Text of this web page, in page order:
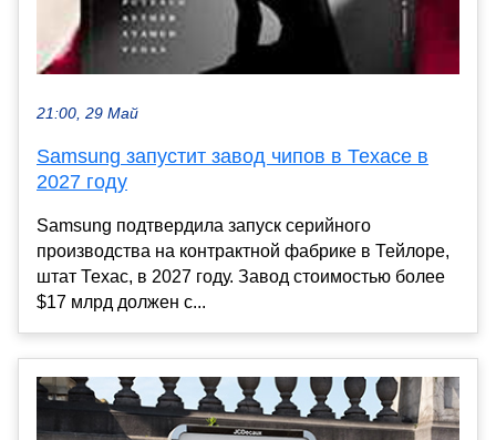
21:00, 29 Май
Samsung запустит завод чипов в Техасе в
2027 году
Samsung подтвердила запуск серийного
производства на контрактной фабрике в Тейлоре,
штат Техас, в 2027 году. Завод стоимостью более
$17 млрд должен с...